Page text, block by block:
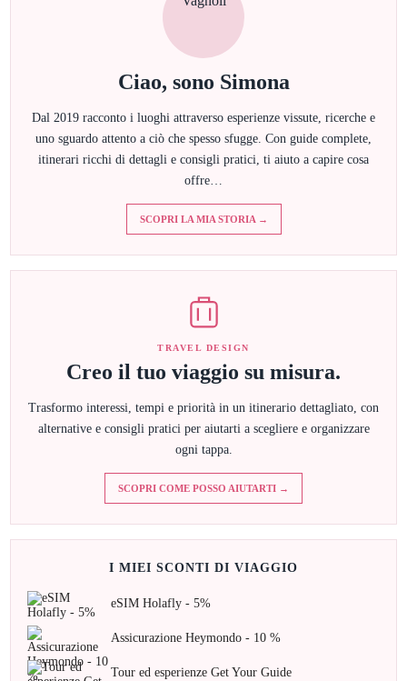
Ciao, sono Simona
Dal 2019 racconto i luoghi attraverso esperienze vissute, ricerche e
uno sguardo attento a ciò che spesso sfugge. Con guide complete,
itinerari ricchi di dettagli e consigli pratici, ti aiuto a capire cosa
offre…
SCOPRI LA MIA STORIA →
TRAVEL DESIGN
Creo il tuo viaggio su misura.
Trasformo interessi, tempi e priorità in un itinerario dettagliato, con
alternative e consigli pratici per aiutarti a scegliere e organizzare
ogni tappa.
SCOPRI COME POSSO AIUTARTI →
I MIEI SCONTI DI VIAGGIO
eSIM Holafly - 5%
Assicurazione Heymondo - 10 %
Tour ed esperienze Get Your Guide